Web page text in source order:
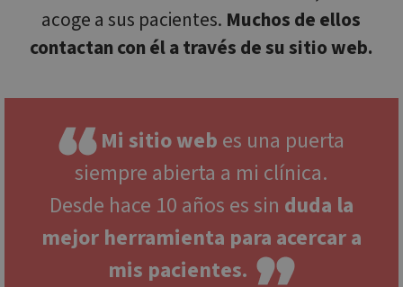
acoge a sus pacientes. Muchos de ellos
contactan con él a través de su sitio web.
Mi sitio web es una puerta
siempre abierta a mi clínica.
Desde hace 10 años es sin duda la
mejor herramienta para acercar a
mis pacientes.